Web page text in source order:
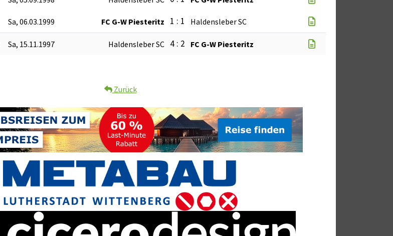
Sa, 06.03.1999 FC G-W Piesteritz 1 : 1 Haldensleber SC
Sa, 15.11.1997 Haldensleber SC 4 : 2 FC G-W Piesteritz
Zurück